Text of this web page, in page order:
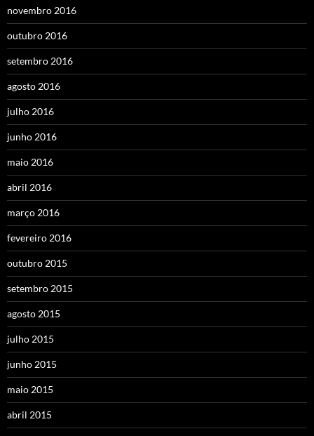
novembro 2016
outubro 2016
setembro 2016
agosto 2016
julho 2016
junho 2016
maio 2016
abril 2016
março 2016
fevereiro 2016
outubro 2015
setembro 2015
agosto 2015
julho 2015
junho 2015
maio 2015
abril 2015